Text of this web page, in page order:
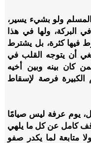
ولو بشيء يسير،
ولها في هذا
فيها كثرة، بل يشترط
أن يتوجه القلب في
كان بينه وبين أخيه
الكبيرة فرصة لإسقاط
يوم عرفة ليس صيامًا
كامل عن كل ما يلهي
متابعة لما يكدر صفو